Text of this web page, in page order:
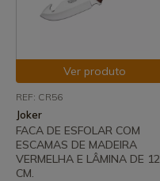
Ver produto
REF: CR56
Joker
FACA DE ESFOLAR COM
ESCAMAS DE MADEIRA
VERMELHA E LÂMINA DE 12
CM.